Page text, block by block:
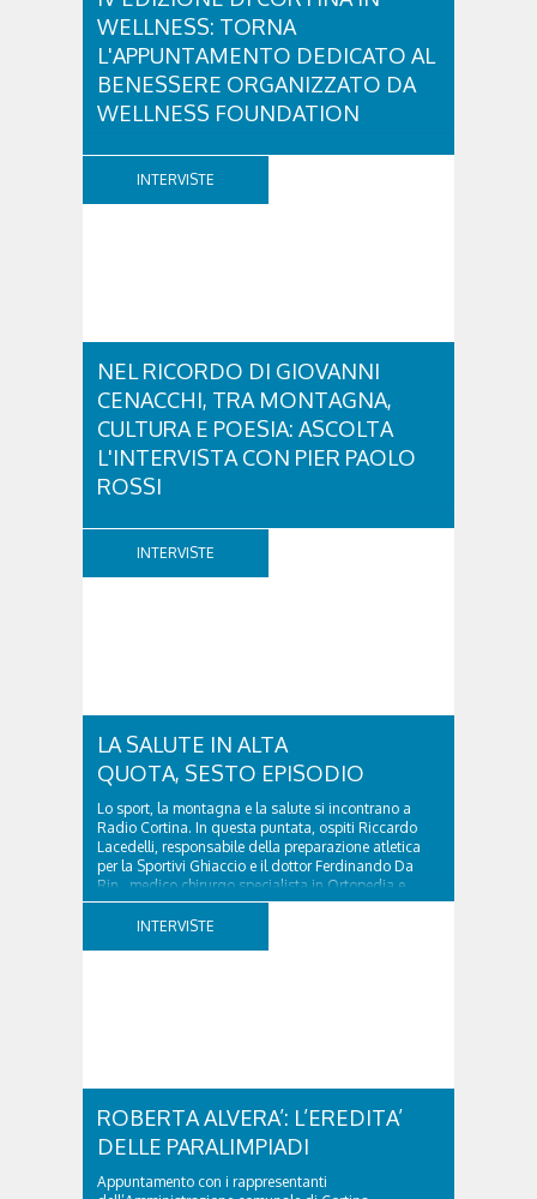
WELLNESS: TORNA
L'APPUNTAMENTO DEDICATO AL
BENESSERE ORGANIZZATO DA
WELLNESS FOUNDATION
cultura del benessere e dei corretti stili di vita.
Promosso dalla Wellness Foundation –
INTERVISTE
NEL RICORDO DI GIOVANNI
CENACCHI, TRA MONTAGNA,
CULTURA E POESIA: ASCOLTA
L'INTERVISTA CON PIER PAOLO
ROSSI
ha lasciato un segno profondo nel mondo della
montagna e della cultura. Scrittore, alpinista,
INTERVISTE
LA SALUTE IN ALTA
QUOTA, SESTO EPISODIO
Lo sport, la montagna e la salute si incontrano a
Radio Cortina. In questa puntata, ospiti Riccardo
Lacedelli, responsabile della preparazione atletica
per la Sportivi Ghiaccio e il dottor Ferdinando Da
Rin, medico chirurgo specialista in Ortopedia e
Traumatologia di Ospedale Cortina. GVM...
INTERVISTE
ROBERTA ALVERA’: L’EREDITA’
DELLE PARALIMPIADI
Appuntamento con i rappresentanti